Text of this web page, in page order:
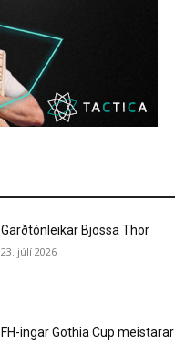
Garðtónleikar Bjössa Thor
23. júlí 2026
FH-ingar Gothia Cup meistarar